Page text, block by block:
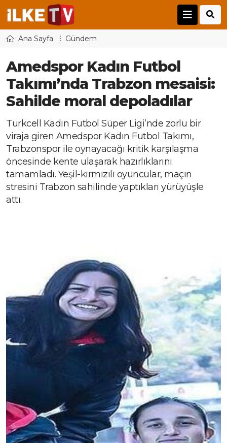
Ana Sayfa Gündem
Amedspor Kadın Futbol
Takımı’nda Trabzon mesaisi:
Sahilde moral depoladılar
Turkcell Kadın Futbol Süper Ligi’nde zorlu bir
viraja giren Amedspor Kadın Futbol Takımı,
Trabzonspor ile oynayacağı kritik karşılaşma
öncesinde kente ulaşarak hazırlıklarını
tamamladı. Yeşil-kırmızılı oyuncular, maçın
stresini Trabzon sahilinde yaptıkları yürüyüşle
attı.